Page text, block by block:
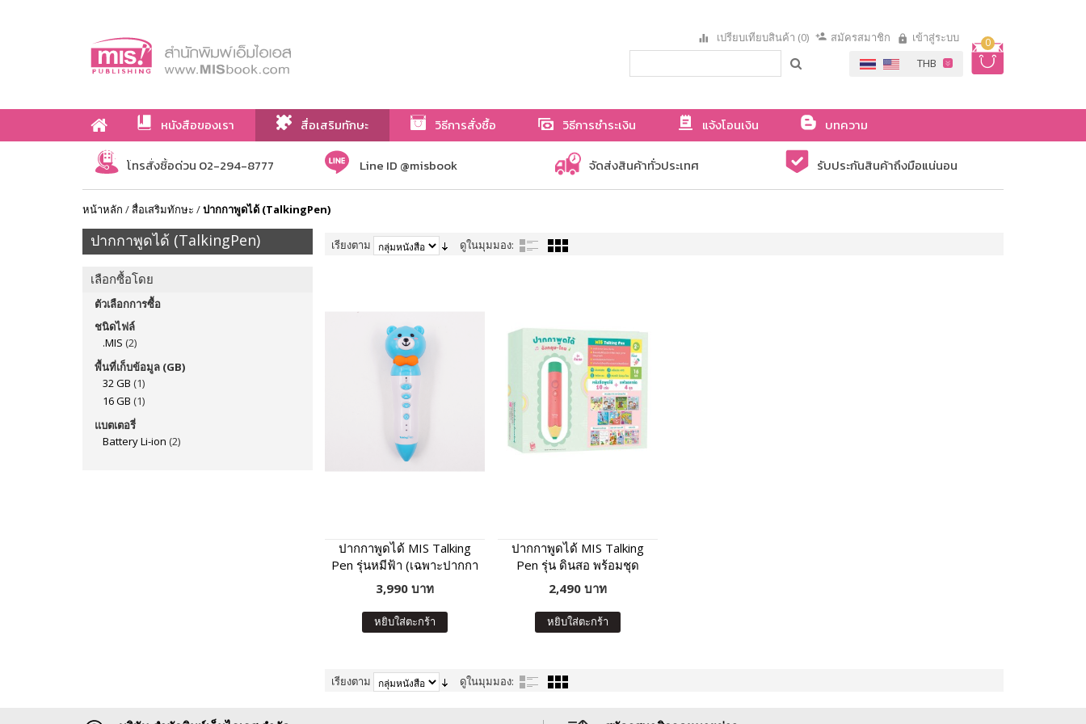
0
เปรียบเทียบสินค้า (0) สมัครสมาชิก เข้าสู่ระบบ
หนังสือของเรา สื่อเสริมทักษะ วิธีการสั่งซื้อ วิธีการชำระเงิน แจ้งโอนเงิน
บทความ
เกี่ยวกับเรา
โทรสั่งซื้อด่วน 02-294-8777 Line ID @misbook จัดส่งสินค้าทั่วประเทศ รับประกันสินค้าถึงมือแน่นอน
หน้าหลัก /สื่อเสริมทักษะ /ปากกาพูดได้ (TalkingPen)
ปากกาพูดได้ (TalkingPen)
เลือกซื้อโดย
ตัวเลือกการซื้อ
ชนิดไฟล์
.MIS (2)
พื้นที่เก็บข้อมูล (GB)
32 GB (1)
16 GB (1)
แบตเตอรี่
Battery Li-ion (2)
เรียงตาม ดูในมุมมอง:
ปากกาพูดได้ MIS Talking
Pen รุ่นหมีฟ้า (เฉพาะปากกา
พูดได้ ไม่มีหนังสือในชุด)
3,990 บาท
หยิบใส่ตะกร้า
ปากกาพูดได้ MIS Talking
Pen รุ่น ดินสอ พร้อมชุด
หนังสือเสริมภาษา พัฒนา IQ
2,490 บาท
หยิบใส่ตะกร้า
เรียงตาม ดูในมุมมอง: